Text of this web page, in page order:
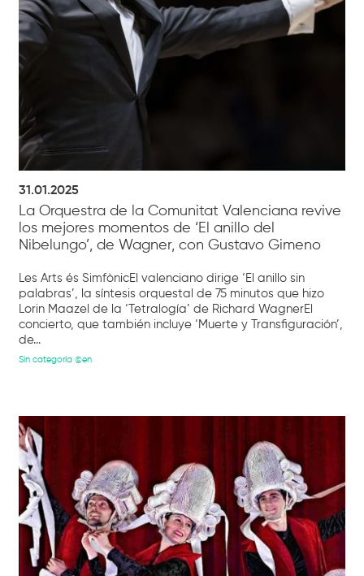
31.01.2025
La Orquestra de la Comunitat Valenciana revive
los mejores momentos de ‘El anillo del
Nibelungo’, de Wagner, con Gustavo Gimeno
Les Arts és SimfònicEl valenciano dirige ‘El anillo sin
palabras’, la síntesis orquestal de 75 minutos que hizo
Lorin Maazel de la ‘Tetralogía’ de Richard WagnerEl
concierto, que también incluye ‘Muerte y Transfiguración’,
de...
Sin categoría @en